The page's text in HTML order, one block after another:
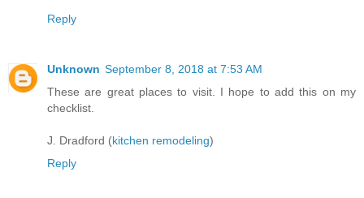
Reply
Unknown September 8, 2018 at 7:53 AM
These are great places to visit. I hope to add this on my
checklist.
J. Dradford (kitchen remodeling)
Reply